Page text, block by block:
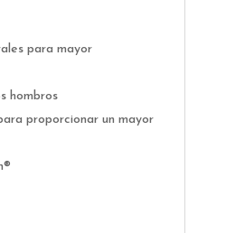
para mayor
hombros
proporcionar un mayor